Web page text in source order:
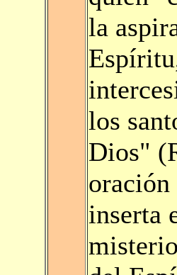
la
los
Dios"
oración
inserta